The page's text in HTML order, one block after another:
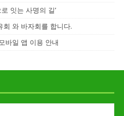
잇는 사명의 길’
와 바자회를 합니다.
바일 앱 이용 안내